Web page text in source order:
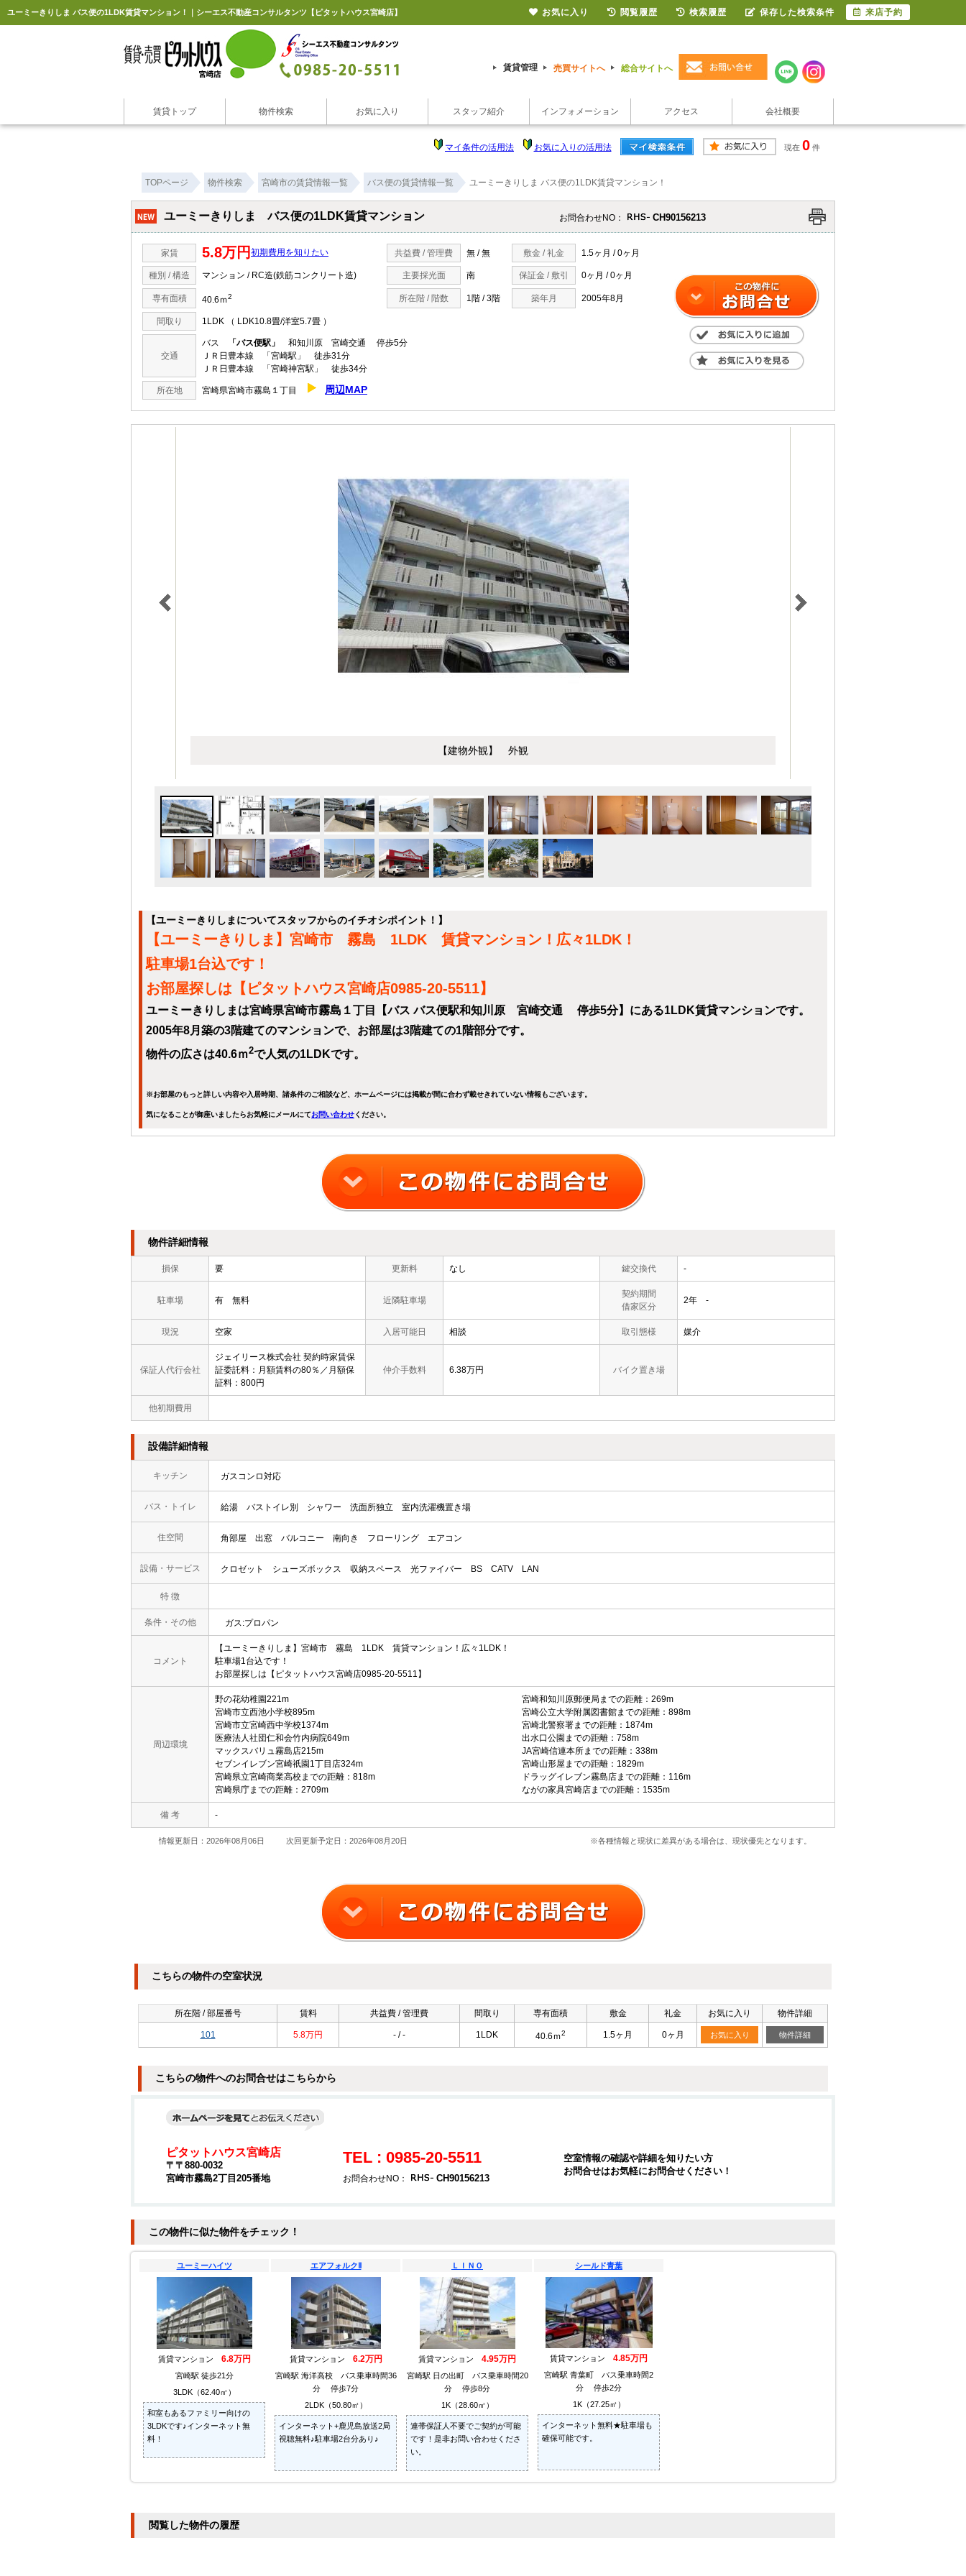
ユーミーきりしま バス便の1LDK賃貸マンション！｜シーエス不動産コンサルタンツ【ピタットハウス宮崎店】
賃貸管理 売買サイトへ 総合サイトへ
賃貸トップ 物件検索 お気に入り スタッフ紹介 インフォメーション アクセス 会社概要
マイ条件の活用法 お気に入りの活用法 現在 0 件
TOPページ 物件検索 宮崎市の賃貸情報一覧 バス便の賃貸情報一覧 ユーミーきりしま バス便の1LDK賃貸マンション！
ユーミーきりしま バス便の1LDK賃貸マンション お問合わせNO： CH90156213
家賃 5.8万円 初期費用を知りたい 共益費 / 管理費 無 / 無 敷金 / 礼金 1.5ヶ月 / 0ヶ月
種別 / 構造 マンション / RC造(鉄筋コンクリート造) 主要採光面 南 保証金 / 敷引 0ヶ月 / 0ヶ月
専有面積 40.6ｍ2 所在階 / 階数 1階 / 3階 築年月 2005年8月
間取り 1LDK （ LDK10.8畳/洋室5.7畳 ）
交通
バス 「バス便駅」
和知川原 宮崎交通 停歩5分
ＪＲ日豊本線 「宮崎駅」 徒歩31分
ＪＲ日豊本線 「宮崎神宮駅」 徒歩34分
所在地 宮崎県宮崎市霧島１丁目 周辺MAP
【建物外観】 外観
【ユーミーきりしまについてスタッフからのイチオシポイント！】
【ユーミーきりしま】宮崎市 霧島 1LDK 賃貸マンション！広々1LDK！
駐車場1台込です！
お部屋探しは【ピタットハウス宮崎店0985-20-5511】
ユーミーきりしまは宮崎県宮崎市霧島１丁目【バス バス便駅和知川原 宮崎交通 停歩5分】にある1LDK賃貸マンションです。
2005年8月築の3階建てのマンションで、お部屋は3階建ての1階部分です。
物件の広さは40.6ｍ2で人気の1LDKです。
※お部屋のもっと詳しい内容や入居時期、諸条件のご相談など、ホームページには掲載が間に合わず載せきれていない情報もございます。
気になることが御座いましたらお気軽にメールにてお問い合わせください。
物件詳細情報
損保 要 更新料 なし 鍵交換代 -
駐車場 有 無料 近隣駐車場
契約期間
借家区分
2年 -
現況 空家 入居可能日 相談 取引態様 媒介
保証人代行会社
ジェイリース株式会社 契約時家賃保
証委託料：月額賃料の80％／月額保
証料：800円
仲介手数料 6.38万円 バイク置き場
他初期費用
設備詳細情報
キッチン ガスコンロ対応
バス・トイレ 給湯 バストイレ別 シャワー 洗面所独立 室内洗濯機置き場
住空間 角部屋 出窓 バルコニー 南向き フローリング エアコン
設備・サービス クロゼット シューズボックス 収納スペース 光ファイバー BS CATV LAN
特 徴
条件・その他 ガス:プロパン
コメント
【ユーミーきりしま】宮崎市 霧島 1LDK 賃貸マンション！広々1LDK！
駐車場1台込です！
お部屋探しは【ピタットハウス宮崎店0985-20-5511】
周辺環境
野の花幼稚園221m
宮崎市立西池小学校895m
宮崎市立宮崎西中学校1374m
医療法人社団仁和会竹内病院649m
マックスバリュ霧島店215m
セブンイレブン宮崎祇園1丁目店324m
宮崎県立宮崎商業高校までの距離：818m
宮崎県庁までの距離：2709m
宮崎和知川原郵便局までの距離：269m
宮崎公立大学附属図書館までの距離：898m
宮崎北警察署までの距離：1874m
出水口公園までの距離：758m
JA宮崎信連本所までの距離：338m
宮崎山形屋までの距離：1829m
ドラッグイレブン霧島店までの距離：116m
ながの家具宮崎店までの距離：1535m
備 考 -
情報更新日：2026年08月06日 次回更新予定日：2026年08月20日 ※各種情報と現状に差異がある場合は、現状優先となります。
こちらの物件の空室状況
所在階 / 部屋番号 賃料 共益費 / 管理費 間取り 専有面積 敷金 礼金 お気に入り 物件詳細
101 5.8万円 - / - 1LDK 40.6ｍ2 1.5ヶ月 0ヶ月 お気に入り 物件詳細
こちらの物件へのお問合せはこちらから
ピタットハウス宮崎店
〒〒880-0032
宮崎市霧島2丁目205番地
TEL : 0985-20-5511
お問合わせNO： CH90156213
空室情報の確認や詳細を知りたい方
お問合せはお気軽にお問合せください！
この物件に似た物件をチェック！
ユーミーハイツ
賃貸マンション 6.8万円
宮崎駅 徒歩21分
3LDK（62.40㎡）
和室もあるファミリー向けの
3LDKです♪インターネット無
料！
エアフォルクⅡ
賃貸マンション 6.2万円
宮崎駅 海洋高校 バス乗車時間36
分 停歩7分
2LDK（50.80㎡）
インターネット+鹿児島放送2局
視聴無料♪駐車場2台分あり♪
ＬＩＮＯ
賃貸マンション 4.95万円
宮崎駅 日の出町 バス乗車時間20
分 停歩8分
1K（28.60㎡）
連帯保証人不要でご契約が可能
です！是非お問い合わせくださ
い。
シールド青葉
賃貸マンション 4.85万円
宮崎駅 青葉町 バス乗車時間2
分 停歩2分
1K（27.25㎡）
インターネット無料★駐車場も
確保可能です。
閲覧した物件の履歴
お気に入り 閲覧履歴 検索履歴 保存した検索条件 来店予約